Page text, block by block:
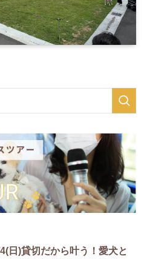
日)貸切だから叶う！愛犬と